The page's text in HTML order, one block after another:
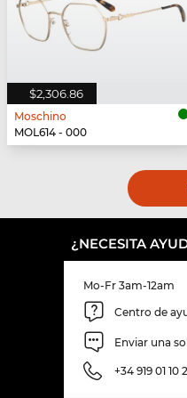
$2,306.86
Moschino
MOL614 - 000
¿NECESITA
Mo-Fr 3am-12am
Centro de
Enviar una
+34 919 01 10